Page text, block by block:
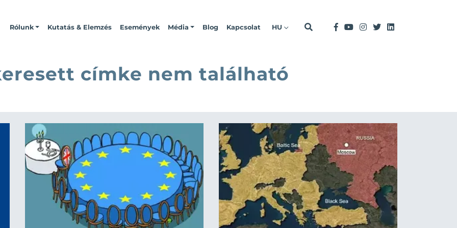
Rólunk Kutatás & Elemzés Események Média Blog Kapcsolat HU
címke nem található